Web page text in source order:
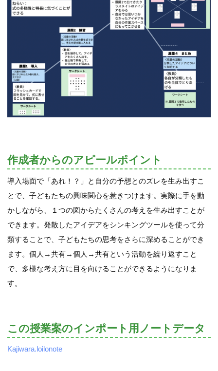
作成者からのアピールポイント
導入場面で「あれ！？」と自分の予想とのズレを生み出すこ
とで、子どもたちの興味関心を惹きつけます。実際に手を動
かしながら、１つの図からたくさんの考えを生み出すことが
できます。発散したアイデアをシンキングツールを使って分
類することで、子どもたちの思考をさらに深めることができ
ます。個人→共有→個人→共有という活動を繰り返すこと
で、多様な考え方に目を向けることができるようになりま
す。
この授業案のインポート用ノートデータ
Kajiwara.loilonote